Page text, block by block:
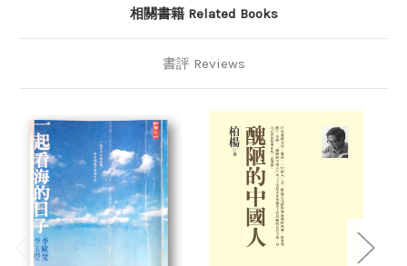
相關書籍 Related Books
書評 Reviews